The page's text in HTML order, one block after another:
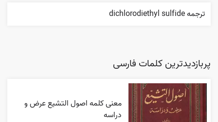
ترجمه dichlorodiethyl sulfide
پربازدیدترین کلمات فارسی
معنی کلمه اصول التشیع عرض و
دراسه